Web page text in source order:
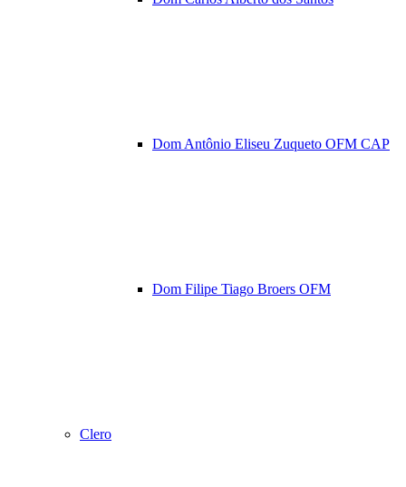
Dom Antônio Eliseu Zuqueto OFM CAP
Dom Filipe Tiago Broers OFM
Clero